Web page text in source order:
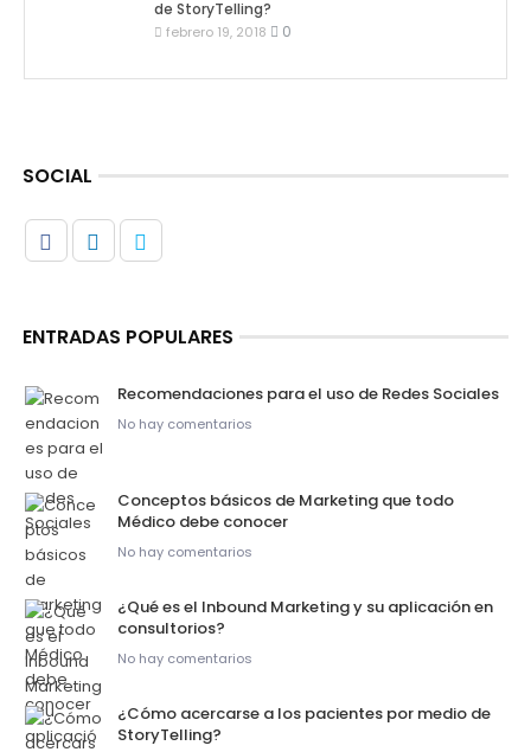
de StoryTelling?
febrero 19, 2018 0
SOCIAL
ENTRADAS POPULARES
Recomendaciones para el uso de Redes Sociales
No hay comentarios
Conceptos básicos de Marketing que todo
Médico debe conocer
No hay comentarios
¿Qué es el Inbound Marketing y su aplicación en
consultorios?
No hay comentarios
¿Cómo acercarse a los pacientes por medio de
StoryTelling?